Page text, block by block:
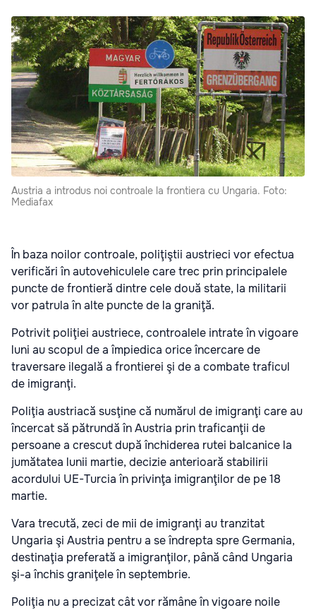
Austria a introdus noi controale la frontiera cu Ungaria. Foto:
Mediafax
În baza noilor controale, poliţiştii austrieci vor efectua
verificări în autovehiculele care trec prin principalele
puncte de frontieră dintre cele două state, la militarii
vor patrula în alte puncte de la graniţă.
Potrivit poliţiei austriece, controalele intrate în vigoare
luni au scopul de a împiedica orice încercare de
traversare ilegală a frontierei şi de a combate traficul
de imigranţi.
Poliţia austriacă susţine că numărul de imigranţi care au
încercat să pătrundă în Austria prin traficanţii de
persoane a crescut după închiderea rutei balcanice la
jumătatea lunii martie, decizie anterioară stabilirii
acordului UE-Turcia în privinţa imigranţilor de pe 18
martie.
Vara trecută, zeci de mii de imigranţi au tranzitat
Ungaria şi Austria pentru a se îndrepta spre Germania,
destinaţia preferată a imigranţilor, până când Ungaria
şi-a închis graniţele în septembrie.
Poliţia nu a precizat cât vor rămâne în vigoare noile